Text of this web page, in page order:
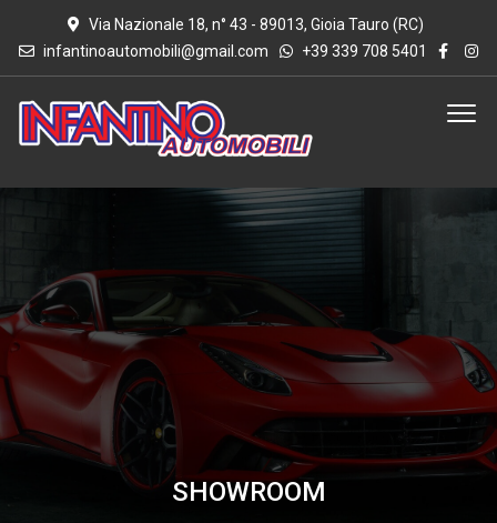
Via Nazionale 18, n° 43 - 89013, Gioia Tauro (RC)
infantinoautomobili@gmail.com
+39 339 708 5401
SHOWROOM